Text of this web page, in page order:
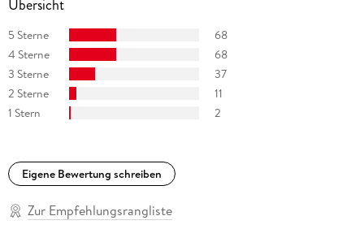
Übersicht
5 Sterne
68
4 Sterne
68
3 Sterne
37
2 Sterne
11
1 Stern
2
Eigene Bewertung schreiben
Zur Empfehlungsrangliste